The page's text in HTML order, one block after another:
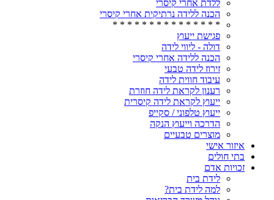
ללדת אחרי קיסרי
הכנה ללידה נרתיקית אחרי קיסרי
* * * * * * * * * * * * * * *
פגישת ייעוץ
דולה - ליווי לידה
הכנה ללידה אחרי קיסרי
זירוז לידה טבעי
עיבוד חווית לידה
רענון לקראת לידה חוזרת
ייעוץ לקראת לידה קיסרית
ייעוץ טלפוני / סקייפ
הדרכה וייעוץ הנקה
מוצרים טבעיים
איזור אישי
בתי חולים
זכויות אדם
לידת בית
למה לידת בית?